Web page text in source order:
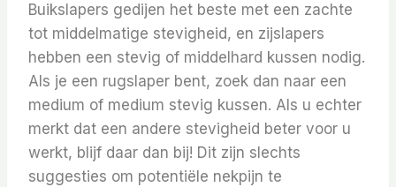
Buikslapers gedijen het beste met een zachte
tot middelmatige stevigheid, en zijslapers
hebben een stevig of middelhard kussen nodig.
Als je een rugslaper bent, zoek dan naar een
medium of medium stevig kussen. Als u echter
merkt dat een andere stevigheid beter voor u
werkt, blijf daar dan bij! Dit zijn slechts
suggesties om potentiële nekpijn te